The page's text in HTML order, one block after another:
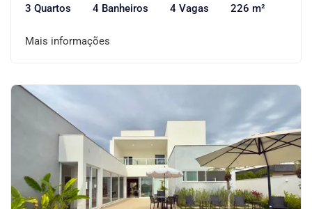
3 Quartos 4 Banheiros 4 Vagas 226 m²
Mais informações